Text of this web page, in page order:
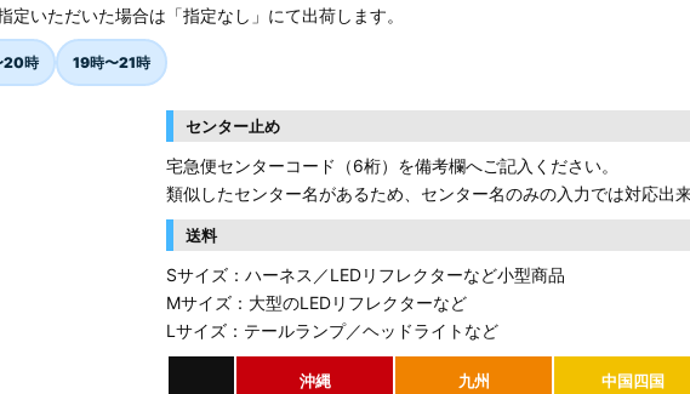
定いただいた場合は「指定なし」にて出荷します。
20時 19時〜21時
センター止め
宅急便センターコード（6桁）を備考欄へご記入ください。
類似したセンター名があるため、センター名のみの入力では対応出
送料
Sサイズ：ハーネス／LEDリフレクターなど小型商品
Mサイズ：大型のLEDリフレクターなど
Lサイズ：テールランプ／ヘッドライトなど
沖縄 九州 中国四国